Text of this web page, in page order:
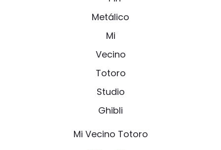
cantidad
i
V
e
c
n
Mi Vecino Totoro